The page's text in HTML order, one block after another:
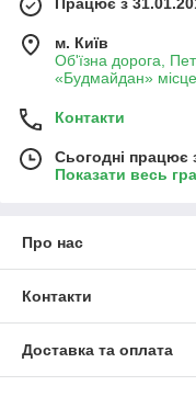
м. Київ
Об'їзна дорога,
«Будмайдан»
Контакти
Сьогодні працює
Показати весь
Про нас
Контакти
Доставка та оплата